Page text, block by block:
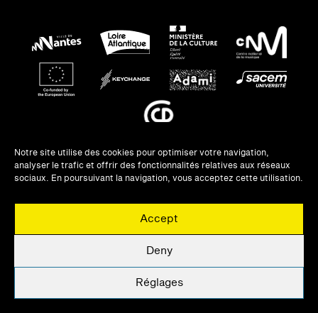
Notre site utilise des cookies pour optimiser votre navigation,
analyser le trafic et offrir des fonctionnalités relatives aux réseaux
sociaux. En poursuivant la navigation, vous acceptez cette utilisation.
Accept
Deny
Réglages
Actualités
NEWSLETTERS
PRIVATISATION